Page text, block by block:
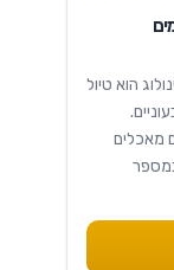
הוא טיול
מאכלים
וסיום